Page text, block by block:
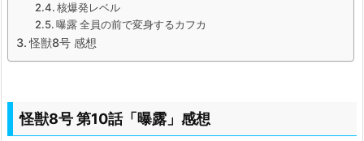
核爆発レベル
曝露 全員の前で変身するカフカ
怪獣8号 感想
怪獣8号 第10話「曝露」感想